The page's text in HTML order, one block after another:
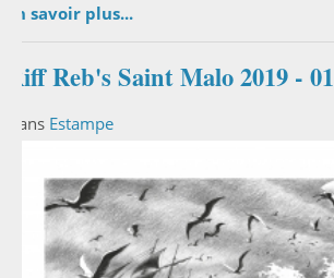
En savoir plus...
Riff Reb's Saint Malo 2019 - 01
Dans Estampe